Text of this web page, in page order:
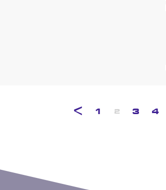
1 2 3 4